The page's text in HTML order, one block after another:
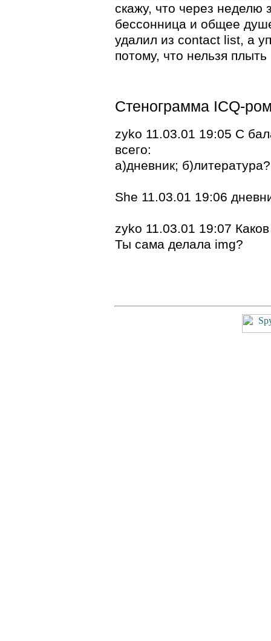
скажу, что через
бессонница и общее
удалил из contact list, а
потому, что нельзя
Стенограмма ICQ-
zyko 11.03.01 19:05 С
всего:
а)дневник; б)литература?
She 11.03.01 19:06
zyko 11.03.01 19:07
Ты сама делала img?